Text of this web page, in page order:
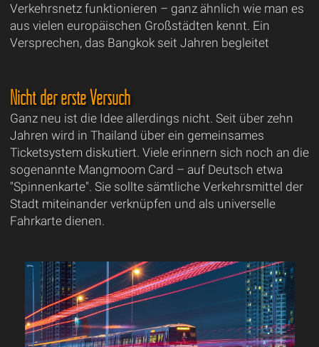
Verkehrsnetz funktionieren – ganz ähnlich wie man es
aus vielen europäischen Großstädten kennt. Ein
Versprechen, das Bangkok seit Jahren begleitet
Nicht der erste Versuch
Ganz neu ist die Idee allerdings nicht. Seit über zehn
Jahren wird in Thailand über ein gemeinsames
Ticketsystem diskutiert. Viele erinnern sich noch an die
sogenannte Mangmoom Card – auf Deutsch etwa
"Spinnenkarte". Sie sollte sämtliche Verkehrsmittel der
Stadt miteinander verknüpfen und als universelle
Fahrkarte dienen.